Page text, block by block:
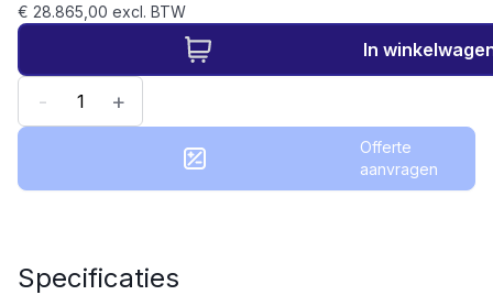
€ 28.865,00 excl. BTW
In
- +
Offerte
aanvragen
Specificaties